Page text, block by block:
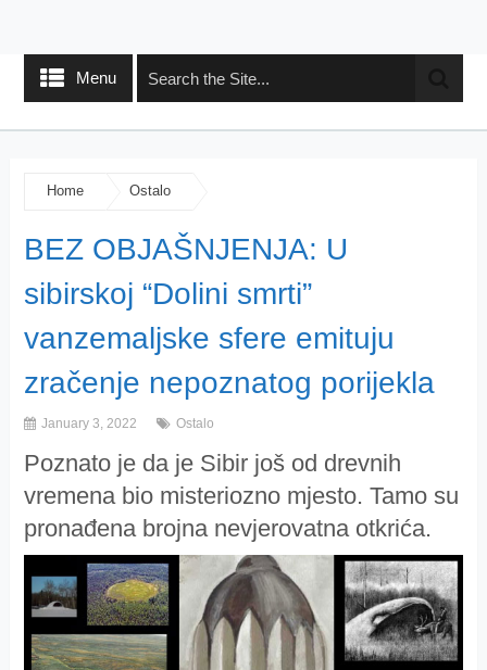
Menu
Home Ostalo
BEZ OBJAŠNJENJA: U
sibirskoj “Dolini smrti”
vanzemaljske sfere emituju
zračenje nepoznatog porijekla
January 3, 2022 Ostalo
Poznato je da je Sibir još od drevnih
vremena bio misteriozno mjesto. Tamo su
pronađena brojna nevjerovatna otkrića.